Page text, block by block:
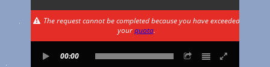
The request cannot be completed because you have exceeded
yourquota.
00:00